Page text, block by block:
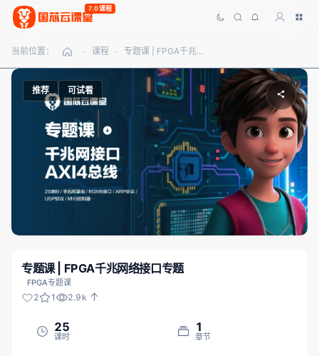
7.0课程
当前位置： - 课程 - 专题课 | FPGA千兆网络接口专题
推荐 可试看
专题课 | FPGA千兆网络接口专题
FPGA专题课
2 1 2.9k
25
课时
1
章节